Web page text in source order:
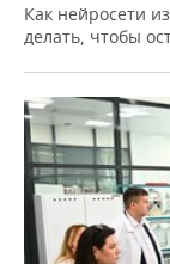
Как нейросети
делать, чтобы